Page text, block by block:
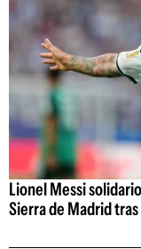
Lionel Messi
Sierra de Madrid